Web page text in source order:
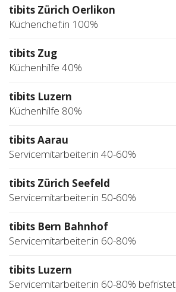
tibits Zürich Oerlikon
Küchenchef:in 100%
tibits Zug
Küchenhilfe 40%
tibits Luzern
Küchenhilfe 80%
tibits Aarau
Servicemitarbeiter:in 40-60%
tibits Zürich Seefeld
Servicemitarbeiter:in 50-60%
tibits Bern Bahnhof
Servicemitarbeiter:in 60-80%
tibits Luzern
Servicemitarbeiter:in 60-80% befristet